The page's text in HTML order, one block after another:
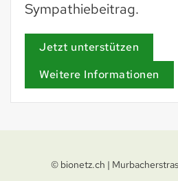
Sympathiebeitrag.
Jetzt unterstützen
Weitere Informationen
© bionetz.ch |